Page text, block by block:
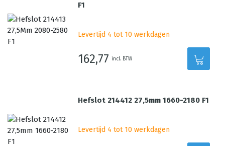
F1
Levertijd 4 tot 10 werkdagen
162,77 incl. BTW
Hefslot 214412 27,5mm 1660-2180 F1
Levertijd 4 tot 10 werkdagen